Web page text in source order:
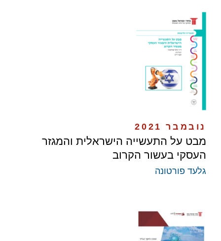
נובמבר 2021
מבט על התעשייה הישראלית והמגזר
העסקי בעשור הקרוב
גלעד פורטונה